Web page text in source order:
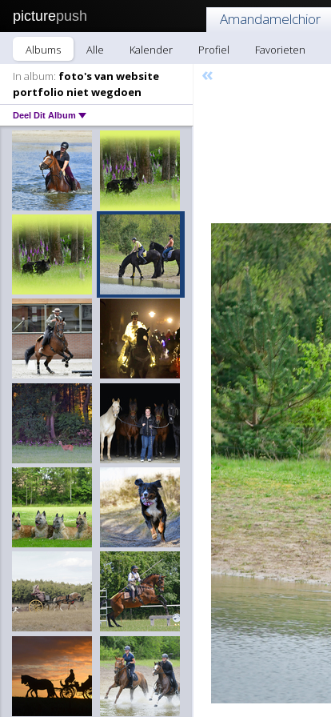
picturepush Amandamelchior
Albums Alle Kalender Profiel Favorieten
In album: foto's van website
portfolio niet wegdoen
Deel Dit Album
«